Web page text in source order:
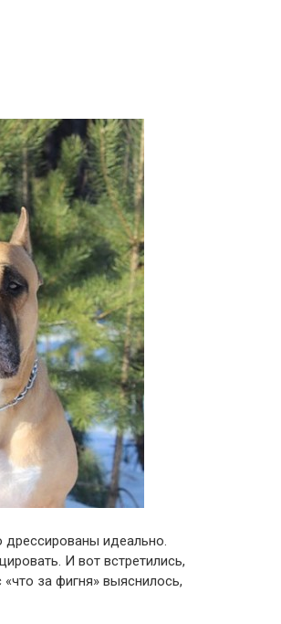
дрессированы идеально.
И вот встретились,
за фигня» выяснилось,